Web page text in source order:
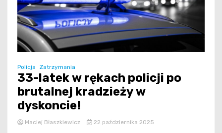
Policja Zatrzymania
33-latek w rękach policji po
brutalnej kradzieży w
dyskoncie!
Maciej Błaszkiewicz 22 października 2025